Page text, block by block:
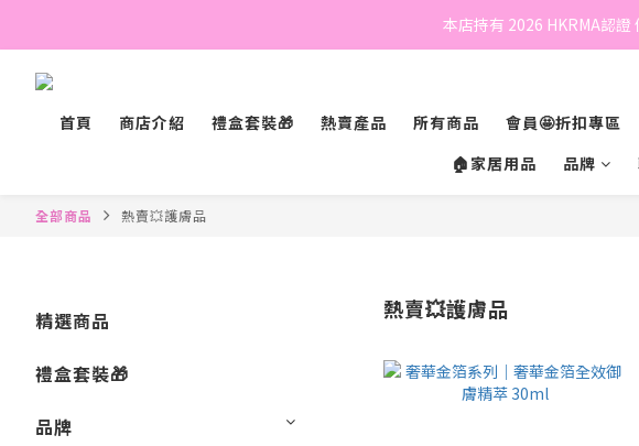
本店持有 2026 HKRMA認
首頁
商店介紹 禮盒套裝🎁 熱賣產品 所有商品 會員🤩折扣專區
🏠家居用品
品牌
全部商品 熱賣💥護膚品
精選商品
禮盒套裝🎁
品牌
熱賣💥護膚品